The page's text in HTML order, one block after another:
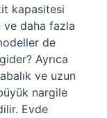
kapasitesi
ve daha fazla
de
Ayrıca
ve uzun
nargile
Evde